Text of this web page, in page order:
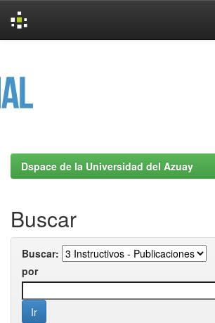
Dspace de la Universidad del Azuay
Buscar
Buscar:
por